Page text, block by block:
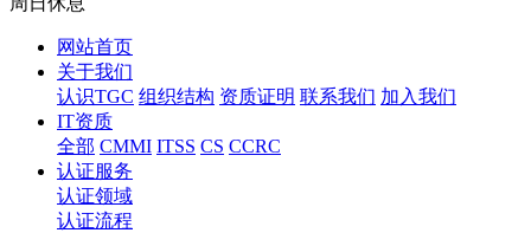
网站首页
关于我们
认识TGC 组织结构 资质证明 联系我们 加入我们
IT资质
全部 CMMI ITSS CS CCRC
认证服务
认证领域
认证流程